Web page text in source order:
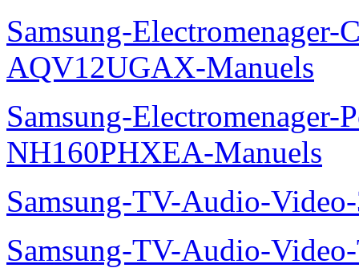
Samsung-Electromenager-
AQV12UGAX-Manuels
Samsung-
NH160PHXEA-Manuels
Samsung-TV-Audio-
Samsung-TV-Audio-